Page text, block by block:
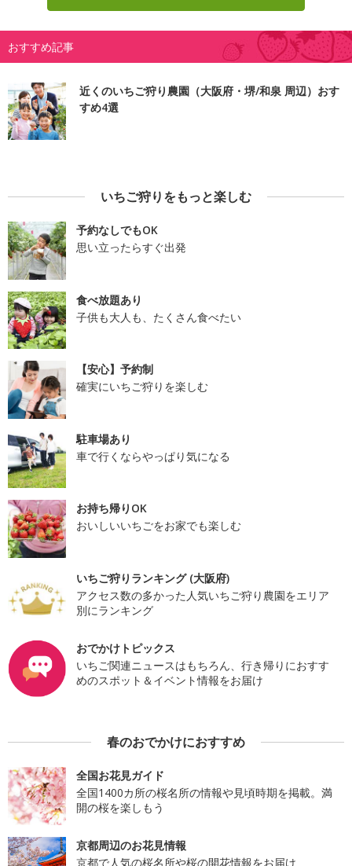
おすすめ記事
近くのいちご狩り農園（大阪府・堺/和泉 周辺）おす
すめ4選
いちご狩りをもっと楽しむ
予約なしでもOK
思い立ったらすぐ出発
食べ放題あり
子供も大人も、たくさん食べたい
【安心】予約制
確実にいちご狩りを楽しむ
駐車場あり
車で行くならやっぱり気になる
お持ち帰りOK
おいしいいちごをお家でも楽しむ
いちご狩りランキング (大阪府)
アクセス数の多かった人気いちご狩り農園をエリア
別にランキング
おでかけトピックス
いちご関連ニュースはもちろん、行き帰りにおすす
めのスポット＆イベント情報をお届け
春のおでかけにおすすめ
全国お花見ガイド
全国1400カ所の桜名所の情報や見頃時期を掲載。満
開の桜を楽しもう
京都周辺のお花見情報
京都で人気の桜名所や桜の開花情報をお届け